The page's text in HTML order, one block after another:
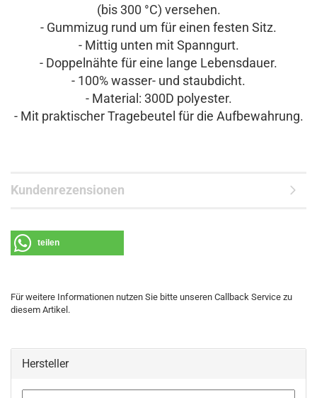
(bis 300 °C) versehen.
- Gummizug rund um für einen festen Sitz.
- Mittig unten mit Spanngurt.
- Doppelnähte für eine lange Lebensdauer.
- 100% wasser- und staubdicht.
- Material: 300D polyester.
- Mit praktischer Tragebeutel für die Aufbewahrung.
Kundenrezensionen
teilen
Für weitere Informationen nutzen Sie bitte unseren Callback Service zu
diesem Artikel.
Hersteller